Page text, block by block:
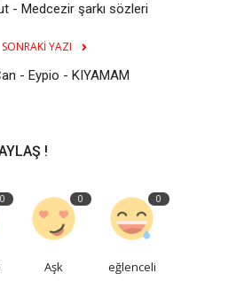
- Medcezir şarkı sözleri
SONRAKI YAZI
- Eypio - KIYAMAM
!
0 0
Aşk
0
eğlenceli